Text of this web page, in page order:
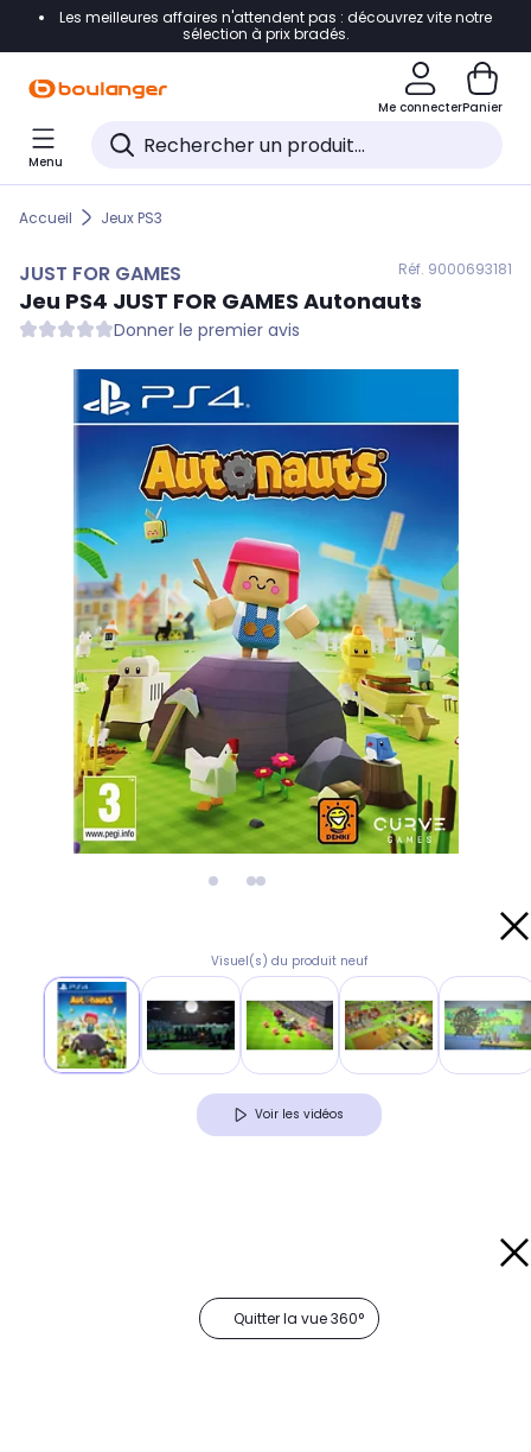
Accéder directement à la navigation
Accéder directement au pied de page
Accéder directement au chatbot
Les meilleures affaires n'attendent pas : découvrez vite notre
sélection à prix bradés.
Me connecterPanier
Menu
Accueil Jeux PS3
JUST FOR GAMES Réf. 9000693181
Jeu PS4 JUST FOR GAMES Autonauts
Donner le premier avis
Visuel(s) du produit neuf
Voir les vidéos
Quitter la vue 360°